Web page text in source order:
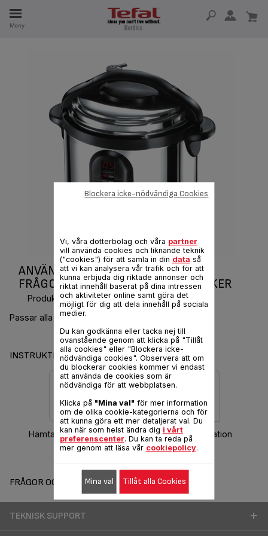
Meny
ANVÄNDARMANUAL OCH VANLIGA
FRÅGOR ELECTRIC PRESSURE COOKER
Produktkod :CY400015
Passar alla dina recept.
INSTRUKTIONER & GARANTI
Hämta bruksanvisning Garantiinformation
FRÅGOR OCH SVAR
TEKNISK SUPPORT
Vi, våra dotterbolag och våra partner
vill använda cookies och liknande teknik
("cookies") för att samla in din data så
att vi kan analysera vår trafik och för att
kunna erbjuda dig riktade annonser och
riktat innehåll baserat på dina intressen
och aktiviteter online samt göra det
möjligt för dig att dela innehåll på sociala
medier.
Du kan godkänna eller tacka nej till
ovanstående genom att klicka på "Tillåt
alla cookies" eller "Blockera icke-
nödvändiga cookies". Observera att om
du blockerar cookies kommer vi endast
att använda de cookies som är
nödvändiga för att webbplatsen.
Klicka på "Mina val" för mer information
om de olika cookie-kategorierna och för
att kunna göra ett mer detaljerat val. Du
kan när som helst ändra dig i vårt
preferenscenter. Du kan ta reda på
mer genom att läsa vår cookiepolicy.
Blockera icke-nödvändiga Cookies
Mina val Tillåt alla Cookies